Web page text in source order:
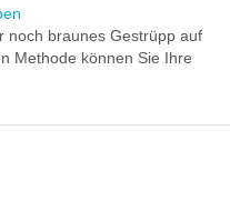
noch braunes Gestrüpp auf
Methode können Sie Ihre